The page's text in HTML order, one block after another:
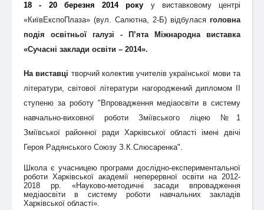
18 - 20 березня 2014 року у виставковому центрі
«КиївЕкспоПлаза» (вул. Салютна, 2-Б) відбулася головна
подія освітньої галузі - П’ята
Міжнародна виставка
«Сучасні заклади освіти – 2014».
На виставці творчий колектив учителів української мови та
літератури, світової літератури нагороджений дипломом ІІ
ступеню за роботу "Впровадження медіаосвіти в систему
навчально-виховної роботи Зміївського ліцею №1
Зміївської районної ради Харківської області імені двічі
Героя Радянського Союзу З.К.Слюсаренка".
Школа є учасницею програми дослідно-експериментальної
роботи Харківської академії неперервної освіти на 2012-
2018 рр. «Науково-методичні засади впровадження
медіаосвіти в систему роботи навчальних закладів
Харківської області».